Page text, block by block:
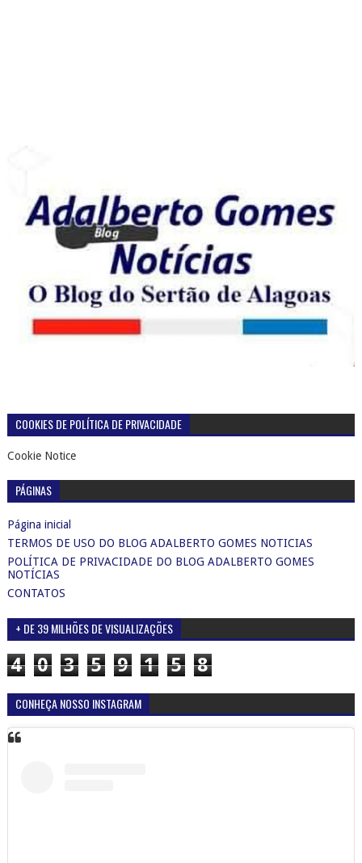
COOKIES DE POLÍTICA DE PRIVACIDADE
Cookie Notice
PÁGINAS
Página inicial
TERMOS DE USO DO BLOG ADALBERTO GOMES NOTICIAS
POLÍTICA DE PRIVACIDADE DO BLOG ADALBERTO GOMES
NOTÍCIAS
CONTATOS
+ DE 39 MILHÕES DE VISUALIZAÇÕES
4 0 3 5 9 1 5 8
CONHEÇA NOSSO INSTAGRAM